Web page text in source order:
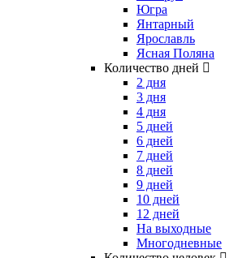
Югра
Янтарный
Ярославль
Ясная Поляна
Количество дней
2 дня
3 дня
4 дня
5 дней
6 дней
7 дней
8 дней
9 дней
10 дней
12 дней
На выходные
Многодневные